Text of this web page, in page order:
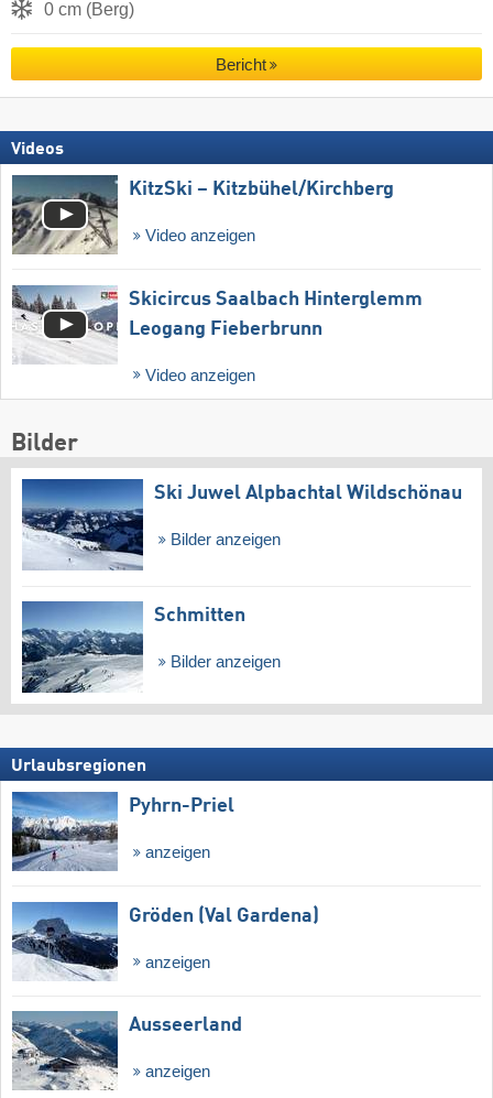
0 cm (Berg)
Bericht
Videos
KitzSki – Kitzbühel/​Kirchberg
Video anzeigen
Skicircus Saalbach Hinterglemm
Leogang Fieberbrunn
Video anzeigen
Bilder
Ski Juwel Alpbachtal Wildschönau
Bilder anzeigen
Schmitten
Bilder anzeigen
Urlaubsregionen
Pyhrn-Priel
anzeigen
Gröden (Val Gardena)
anzeigen
Ausseerland
anzeigen